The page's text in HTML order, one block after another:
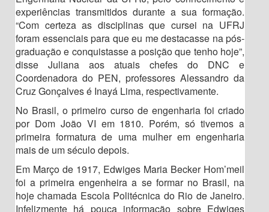
experiências transmitidos durante a sua formação.
“Com certeza as disciplinas que cursei na UFRJ
foram essenciais para que eu me destacasse na pós-
graduação e conquistasse a posição que tenho hoje”,
disse Juliana aos atuais chefes do DNC e
Coordenadora do PEN, professores Alessandro da
Cruz Gonçalves é Inayá Lima, respectivamente.
No Brasil, o primeiro curso de engenharia foi criado
por Dom João VI em 1810. Porém, só tivemos a
primeira formatura de uma mulher em engenharia
mais de um século depois.
Em Março de 1917, Edwiges Maria Becker Hom’meil
foi a primeira engenheira a se formar no Brasil, na
hoje chamada Escola Politécnica do Rio de Janeiro.
Infelizmente há pouca informação sobre Edwiges